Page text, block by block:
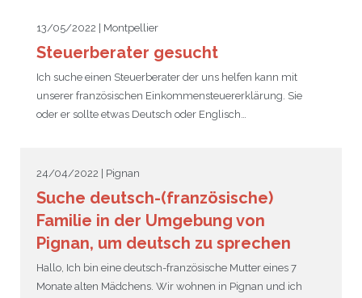
13/05/2022 | Montpellier
Steuerberater gesucht
Ich suche einen Steuerberater der uns helfen kann mit
unserer französischen Einkommensteuererklärung. Sie
oder er sollte etwas Deutsch oder Englisch…
24/04/2022 | Pignan
Suche deutsch-(französische)
Familie in der Umgebung von
Pignan, um deutsch zu sprechen
Hallo, Ich bin eine deutsch-französische Mutter eines 7
Monate alten Mädchens. Wir wohnen in Pignan und ich